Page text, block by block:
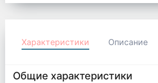
Характеристики Описание
Общие характеристики